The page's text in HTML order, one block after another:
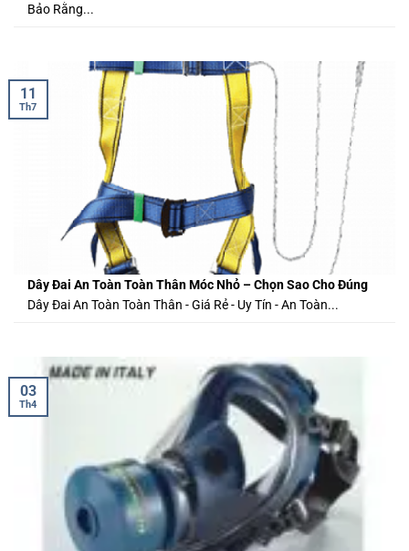
Bảo Rằng...
Dây Đai An Toàn Toàn Thân Móc Nhỏ – Chọn Sao Cho Đúng
Dây Đai An Toàn Toàn Thân - Giá Rẻ - Uy Tín - An Toàn...
11
Th7
03
Th4